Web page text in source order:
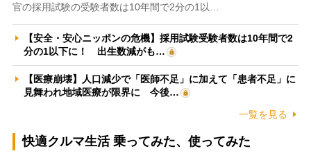
官の採用試験の受験者数は10年間で2分の1以…
【安全・安心ニッポンの危機】採用試験受験者数は10年間で2
分の1以下に！ 出生数減がも…
【医療崩壊】人口減少で「医師不足」に加えて「患者不足」に
見舞われ地域医療が限界に 今後…
一覧を見る
快適クルマ生活 乗ってみた、使ってみた